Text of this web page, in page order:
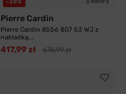
-38%
Pierre Cardin
Pierre Cardin 8556 807 53 WJ z
nakładką...
417,99 zł 675,99 zł